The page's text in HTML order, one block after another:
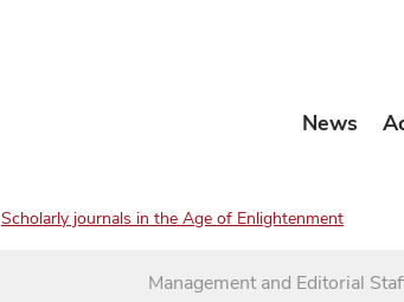
News
Scholarly journals in the Age of Enlightenment
Management and Editorial